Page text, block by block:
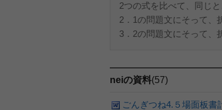
2つの式を比べて、同じ
2．1の問題文にそって、
3．2の問題文にそって、
neiの資料(57)
ごんぎつね4.５場面板書